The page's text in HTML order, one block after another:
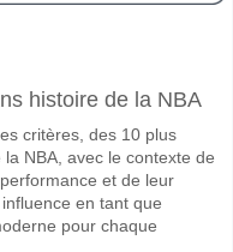
Aradippou 04 February
gagner entre Apollon
avec une probabilité de
dans le match
histoire de la NBA
critères, des 10 plus
NBA, avec le contexte de
et de leur
en tant que
pour chaque